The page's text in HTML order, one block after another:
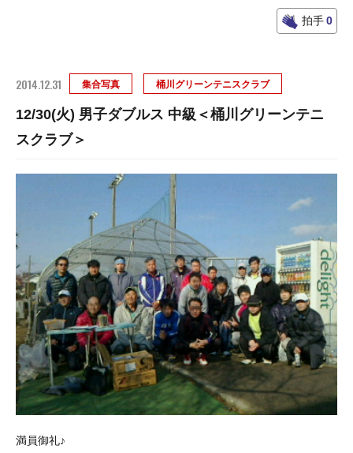
拍手0
2014.12.31 集合写真 桶川グリーンテニスクラブ
12/30(火) 男子ダブルス 中級＜桶川グリーンテニ
スクラブ＞
満員御礼♪